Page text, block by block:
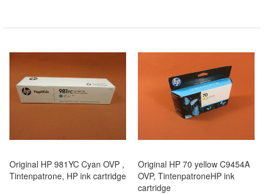
Original HP 981YC Cyan OVP ,
Tintenpatrone, HP ink cartridge
Original HP 70 yellow C9454A
OVP, TintenpatroneHP ink
cartridge